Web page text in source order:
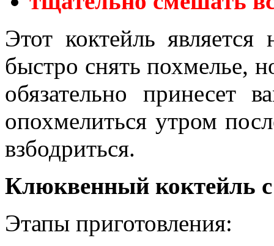
Этот коктейль
быстро снять похмелье,
обязательно принесет
опохмелиться утром
взбодриться.
Клюквенный коктейль
Этапы приготовления: